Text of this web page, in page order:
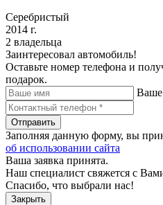
Серебристый
2014 г.
2 владельца
Заинтересовал автомобиль!
Оставьте номер телефона и
подарок.
Отправить
Заполняя данную форму, вы
об использовании сайта
Ваша заявка принята.
Наш специалист свяжется с
Спасибо, что выбрали нас!
Закрыть